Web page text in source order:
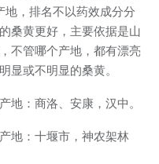
，排名不以药效成分分
桑黄更好，主要依据是山
不管哪个产地，都有漂亮
显或不明显的桑黄。
地：商洛、安康，汉中。
地：十堰市，神农架林